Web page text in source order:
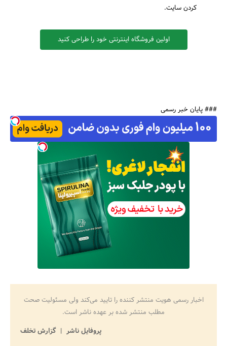
کردن سایت.
اولین فروشگاه اینترنتی خود را طراحی کنید
### پایان خبر رسمی
اخبار رسمی هویت منتشر کننده را تایید می‌کند ولی مسئولیت صحت
مطلب منتشر شده بر عهده ناشر است.
پروفایل ناشر
گزارش تخلف